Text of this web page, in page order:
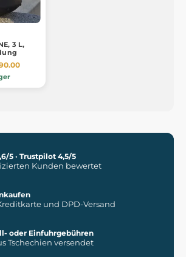
3 L,
5 · Trustpilot 4,5/5
Kunden bewertet
und DPD-Versand
oder Einfuhrgebühren
Tschechien versendet